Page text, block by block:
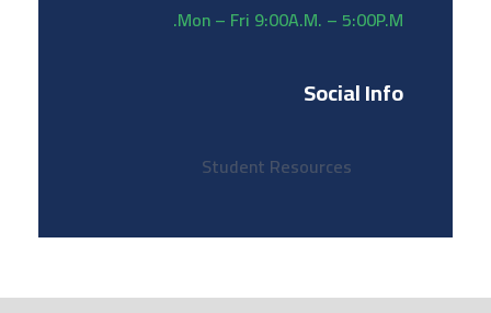
Mon – Fri 9:00A.M. – 5:00P.M.
Social Info
Student Resources